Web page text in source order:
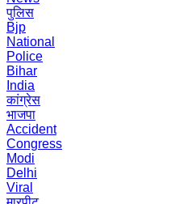
पुलिस
Bjp
National
Police
Bihar
India
कांग्रेस
भाजपा
Accident
Congress
Modi
Delhi
Viral